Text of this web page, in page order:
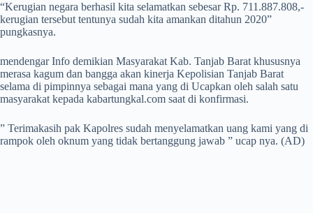
“Kerugian negara berhasil kita selamatkan sebesar Rp. 711.887.808,-
kerugian tersebut tentunya sudah kita amankan ditahun 2020”
pungkasnya.
mendengar Info demikian Masyarakat Kab. Tanjab Barat khususnya
merasa kagum dan bangga akan kinerja Kepolisian Tanjab Barat
selama di pimpinnya sebagai mana yang di Ucapkan oleh salah satu
masyarakat kepada kabartungkal.com saat di konfirmasi.
” Terimakasih pak Kapolres sudah menyelamatkan uang kami yang di
rampok oleh oknum yang tidak bertanggung jawab ” ucap nya. (AD)